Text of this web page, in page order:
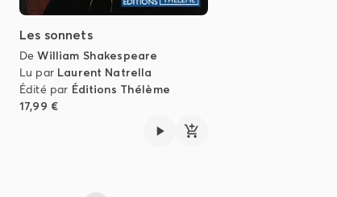
Les sonnets
DeWilliam Shakespeare
Lu par Laurent Natrella
Édité par Éditions Thélème
17,99 €